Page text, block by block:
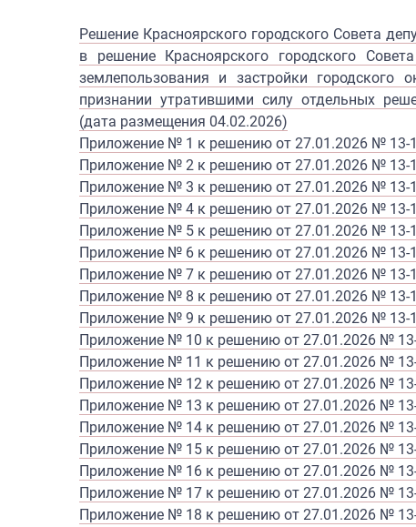
Решение Красноярского городского Совета
в решение Красноярского городского
землепользования и застройки городского
признании утратившими силу отдельных
(дата размещения 04.02.2026)
Приложение № 1 к решению от 27.01.2026 № 13-
Приложение № 2 к решению от 27.01.2026 № 13-
Приложение № 3 к решению от 27.01.2026 № 13-
Приложение № 4 к решению от 27.01.2026 № 13-
Приложение № 5 к решению от 27.01.2026 № 13-
Приложение № 6 к решению от 27.01.2026 № 13-
Приложение № 7 к решению от 27.01.2026 № 13-
Приложение № 8 к решению от 27.01.2026 № 13-
Приложение № 9 к решению от 27.01.2026 № 13-
Приложение № 10 к решению от 27.01.2026 №
Приложение № 11 к решению от 27.01.2026 №
Приложение № 12 к решению от 27.01.2026 №
Приложение № 13 к решению от 27.01.2026 №
Приложение № 14 к решению от 27.01.2026 №
Приложение № 15 к решению от 27.01.2026 №
Приложение № 16 к решению от 27.01.2026 №
Приложение № 17 к решению от 27.01.2026 №
Приложение № 18 к решению от 27.01.2026 №